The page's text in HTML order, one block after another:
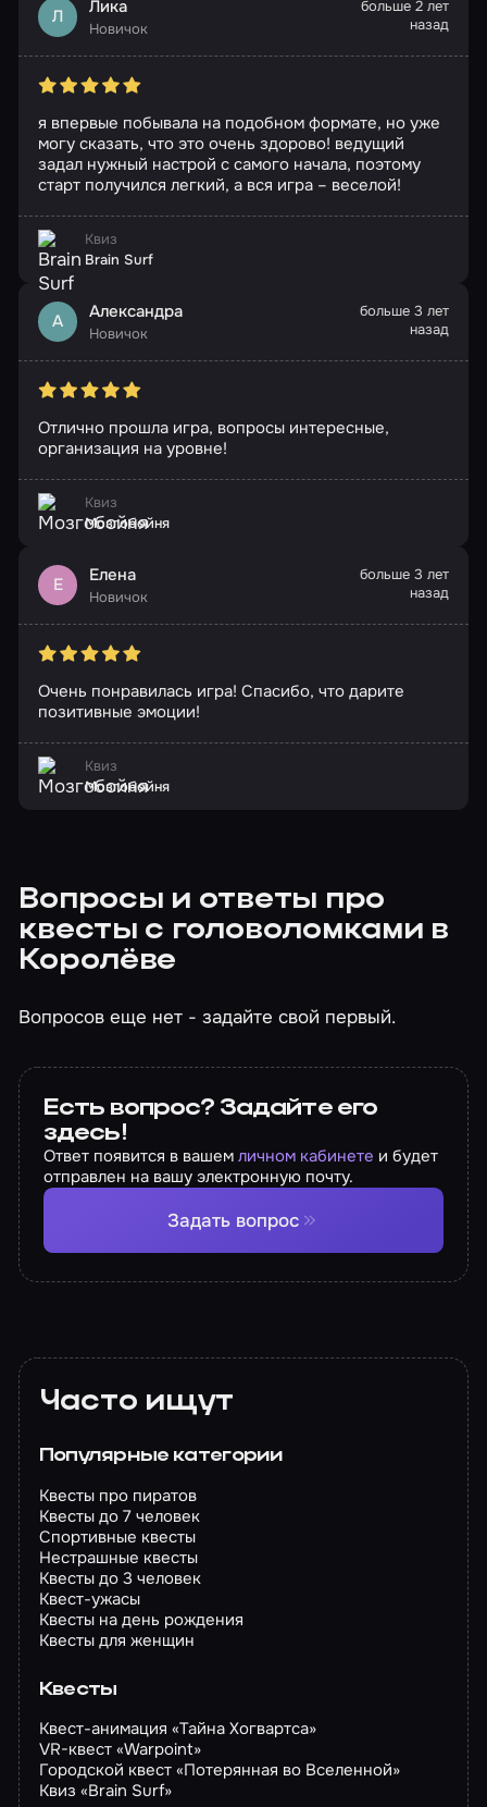
Л Лика
Новичок
больше 2 лет
назад
я впервые побывала на подобном формате, но уже
могу сказать, что это очень здорово! ведущий
задал нужный настрой с самого начала, поэтому
старт получился легкий, а вся игра – веселой!
Квиз
Brain Surf
А Александра
Новичок
больше 3 лет
назад
Отлично прошла игра, вопросы интересные,
организация на уровне!
Квиз
Мозгобойня
Е Елена
Новичок
больше 3 лет
назад
Очень понравилась игра! Спасибо, что дарите
позитивные эмоции!
Квиз
Мозгобойня
Вопросы и ответы про
квесты с головоломками в
Королёве
Вопросов еще нет - задайте свой первый.
Есть вопрос? Задайте его
здесь!
Ответ появится в вашем личном кабинете и будет
отправлен на вашу электронную почту.
Задать вопрос
Часто ищут
Популярные категории
Квесты про пиратов
Квесты до 7 человек
Спортивные квесты
Нестрашные квесты
Квесты до 3 человек
Квест-ужасы
Квесты на день рождения
Квесты для женщин
Квесты
Квест-анимация «Тайна Хогвартса»
VR-квест «Warpoint»
Городской квест «Потерянная во Вселенной»
Квиз «Brain Surf»